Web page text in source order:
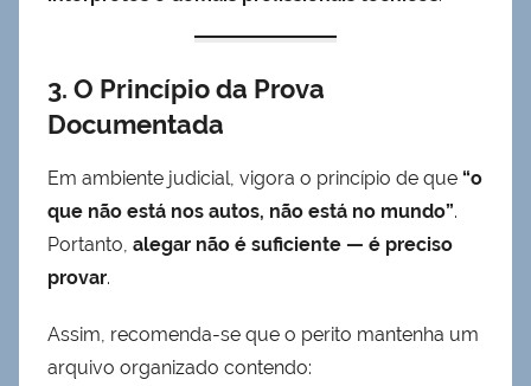
3. O Princípio da Prova
Documentada
Em ambiente judicial, vigora o princípio de que “o
que não está nos autos, não está no mundo”.
Portanto, alegar não é suficiente — é preciso
provar.
Assim, recomenda-se que o perito mantenha um
arquivo organizado contendo: